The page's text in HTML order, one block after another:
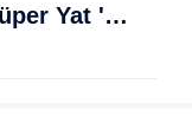
Muğla Bodrum'da Lüks Süper Yat 'Golden Odyssey' Demirledi